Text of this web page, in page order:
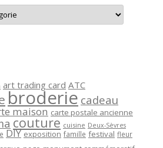
art trading card ATC
broderie cadeau
maison carte postale ancienne
couture cuisine Deux-Sèvres
DIY exposition famille festival fleur